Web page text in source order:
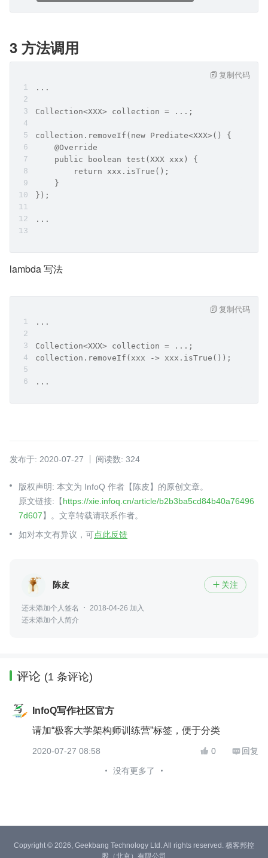
3 方法调用
...
Collection<XXX> collection = ...;
collection.removeIf(new Prediate<XXX>() {
    @Override
    public boolean test(XXX xxx) {
        return xxx.isTrue();
    }
});
...
复制代码
lambda 写法
...
Collection<XXX> collection = ...;
collection.removeIf(xxx -> xxx.isTrue());
...
复制代码
发布于: 2020-07-27 阅读数: 324
版权声明: 本文为 InfoQ 作者【陈皮】的原创文章。
原文链接:【https://xie.infoq.cn/article/b2b3ba5cd84b40a76496
7d607】。文章转载请联系作者。
如对本文有异议，可点此反馈
陈皮  关注
还未添加个人签名
2018-04-26 加入
还未添加个人简介
评论 (1 条评论)
InfoQ写作社区官方
请加“极客大学架构师训练营”标签，便于分类
2020-07-27 08:58  0  回复
没有更多了
Copyright © 2026, Geekbang Technology Ltd. All rights reserved. 极客邦控
股（北京）有限公司